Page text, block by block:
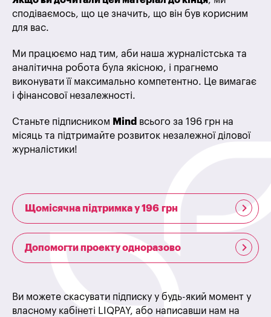
сподіваємось, що це значить, що він був корисним
для вас.
Ми працюємо над тим, аби наша журналістська та
аналітична робота була якісною, і прагнемо
виконувати її максимально компетентно. Це вимагає
і фінансової незалежності.
Станьте підписником Mind всього за 196 грн на
місяць та підтримайте розвиток незалежної ділової
журналістики!
Щомісячна підтримка у 196 грн
Допомогти проекту одноразово
Ви можете скасувати підписку у будь-який момент у
власному кабінеті LIQPAY, або написавши нам на